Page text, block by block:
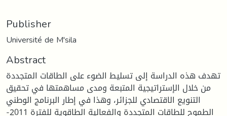
Publisher
Université de M'sila
Abstract
تهدف هذه الدراسة إلى تسليط الضوء على الطاقات المتجددة
من خلال الإستراتيجية المتبعة ومدى مساهمتها في تحقيق
التنويع الاقتصادي للجزائر، وهذا في إطار البرنامج الوطني
الطموح للطاقات المتجددة والفعالية الطاقوية للفترة 2011-